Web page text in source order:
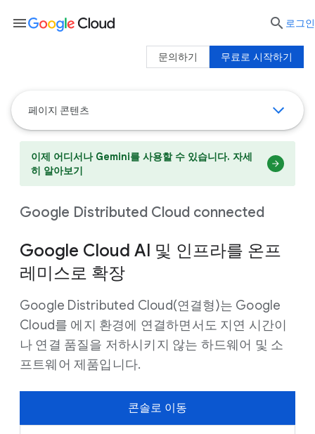
페이지 콘텐츠
이제 어디서나 Gemini를 사용할 수 있습니다. 자세
히 알아보기
Google Distributed Cloud connected
Google Cloud AI 및 인프라를 온프
레미스로 확장
Google Distributed Cloud(연결형)는 Google
Cloud를 에지 환경에 연결하면서도 지연 시간이
나 연결 품질을 저하시키지 않는 하드웨어 및 소
프트웨어 제품입니다.
콘솔로 이동
menu  로그인
무료로 시작하기
문의하기